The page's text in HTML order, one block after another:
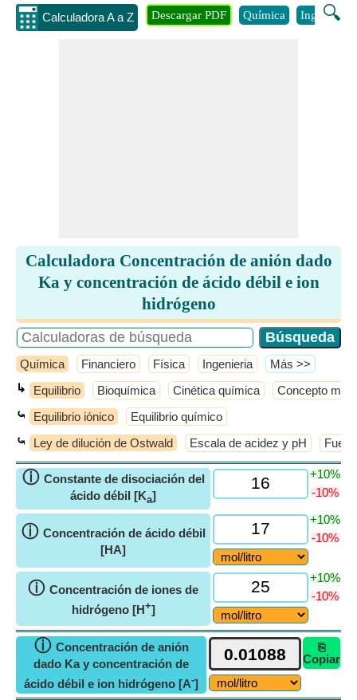
Calculadora A a Z 🔍
Descargar PDF Química Ingenieria
Calculadora Concentración de anión dado
Ka y concentración de ácido débil e ion
hidrógeno
Química Financiero Física Ingenieria ​Más >>
↳ Equilibrio Bioquímica Cinética química Concepto
⤿ Equilibrio iónico Equilibrio químico
⤿ Ley de dilución de Ostwald Escala de acidez y pH
ⓘ Constante de disociación del
ácido débil [Ka]
+10%
-10%
ⓘ Concentración de ácido débil
[HA]
+10%
-10%
ⓘ Concentración de iones de
hidrógeno [H+]
+10%
-10%
ⓘ Concentración de anión
dado Ka y concentración de
ácido débil e ion hidrógeno [A-]
⎘
Copiar